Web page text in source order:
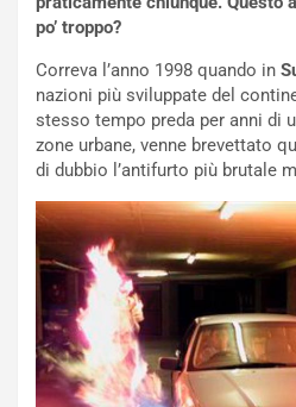
po’ troppo?
Correva l’anno 1998 quando in
nazioni più sviluppate del
stesso tempo preda per anni di
zone urbane, venne brevettato
di dubbio l’antifurto più brutale
NOTIZIE
N